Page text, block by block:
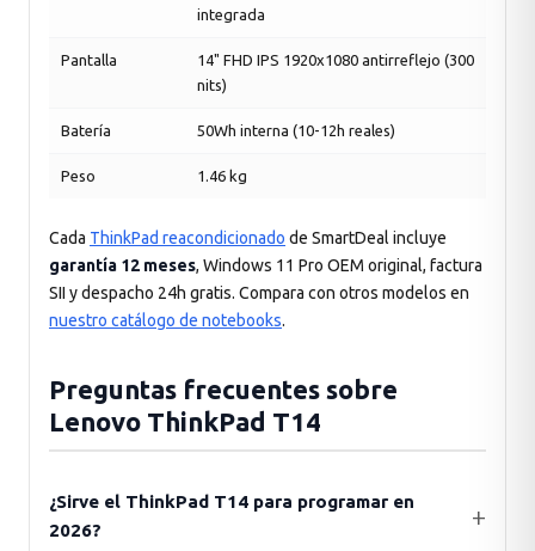
integrada
Pantalla
14" FHD IPS 1920x1080 antirreflejo (300
nits)
Batería 50Wh interna (10-12h reales)
Peso 1.46 kg
Cada ThinkPad reacondicionado de SmartDeal incluye
garantía 12 meses, Windows 11 Pro OEM original, factura
SII y despacho 24h gratis. Compara con otros modelos en
nuestro catálogo de notebooks.
Preguntas frecuentes sobre
Lenovo ThinkPad T14
¿Sirve el ThinkPad T14 para programar en
2026?